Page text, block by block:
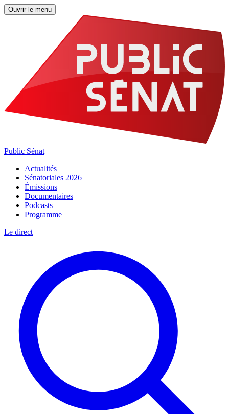
Ouvrir le menu
Public Sénat
Actualités
Sénatoriales 2026
Émissions
Documentaires
Podcasts
Programme
Le direct